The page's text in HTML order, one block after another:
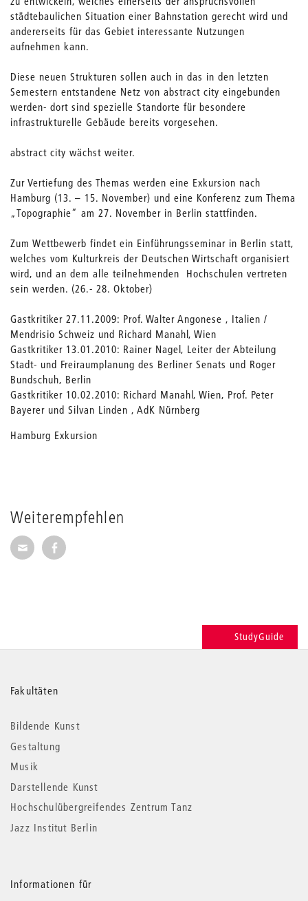
Weiterempfehlen
Seite per E-Mail weiterempfehlen
Seite auf Facebook weiterempfehlen
städtebaulichen Situation einer Bahnstation gerecht wird und
andererseits für das Gebiet interessante Nutzungen
aufnehmen kann.
Diese neuen Strukturen sollen auch in das in den letzten
Semestern entstandene Netz von abstract city eingebunden
werden- dort sind spezielle Standorte für besondere
infrastrukturelle Gebäude bereits vorgesehen.
abstract city wächst weiter.
Zur Vertiefung des Themas werden eine Exkursion nach
Hamburg (13. – 15. November) und eine Konferenz zum Thema
„Topographie“ am 27. November in Berlin stattfinden.
Zum Wettbewerb findet ein Einführungsseminar in Berlin statt,
welches vom Kulturkreis der Deutschen Wirtschaft organisiert
wird, und an dem alle teilnehmenden Hochschulen vertreten
sein werden. (26.- 28. Oktober)
Gastkritiker 27.11.2009: Prof. Walter Angonese , Italien /
Mendrisio Schweiz und Richard Manahl, Wien
Gastkritiker 13.01.2010: Rainer Nagel, Leiter der Abteilung
Stadt- und Freiraumplanung des Berliner Senats und Roger
Bundschuh, Berlin
Gastkritiker 10.02.2010: Richard Manahl, Wien, Prof. Peter
Bayerer und Silvan Linden , AdK Nürnberg
Hamburg Exkursion
StudyGuide
Weitere
Informationen
Fakultäten
Bildende Kunst
Gestaltung
Musik
Darstellende Kunst
Hochschulübergreifendes Zentrum Tanz
Jazz Institut Berlin
Informationen für